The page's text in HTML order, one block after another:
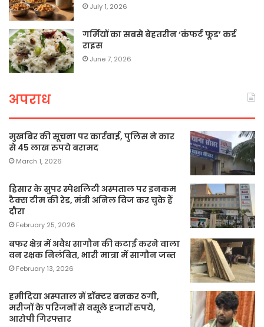
July 1, 2026
गर्मियों का सबसे बेहतरीन ‘कंफर्ट फूड’ कर्ड
राइस
June 7, 2026
अपराध
मुखबिर की सूचना पर कार्रवाई, पुलिस ने कार
से 45 लाख रुपये बरामद
March 1, 2026
हिसार के सुपर स्पेशलिटी अस्पताल पर इनकम
टैक्स टीम की रेड, मंत्री अनिल विज कर चुके हैं
दौरा
February 25, 2026
बफर क्षेत्र में अवैध सागौन की कटाई करने वाला
वन रक्षक निलंबित, भारी मात्रा में सागौन जब्त
February 13, 2026
हमीदिया अस्पताल में डॉक्टर बनकर ठगी,
मरीजों के परिजनों से वसूले हजारों रुपये,
आरोपी गिरफ्तार